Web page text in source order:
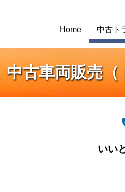
Home 中古ト
中古車両販売
いい